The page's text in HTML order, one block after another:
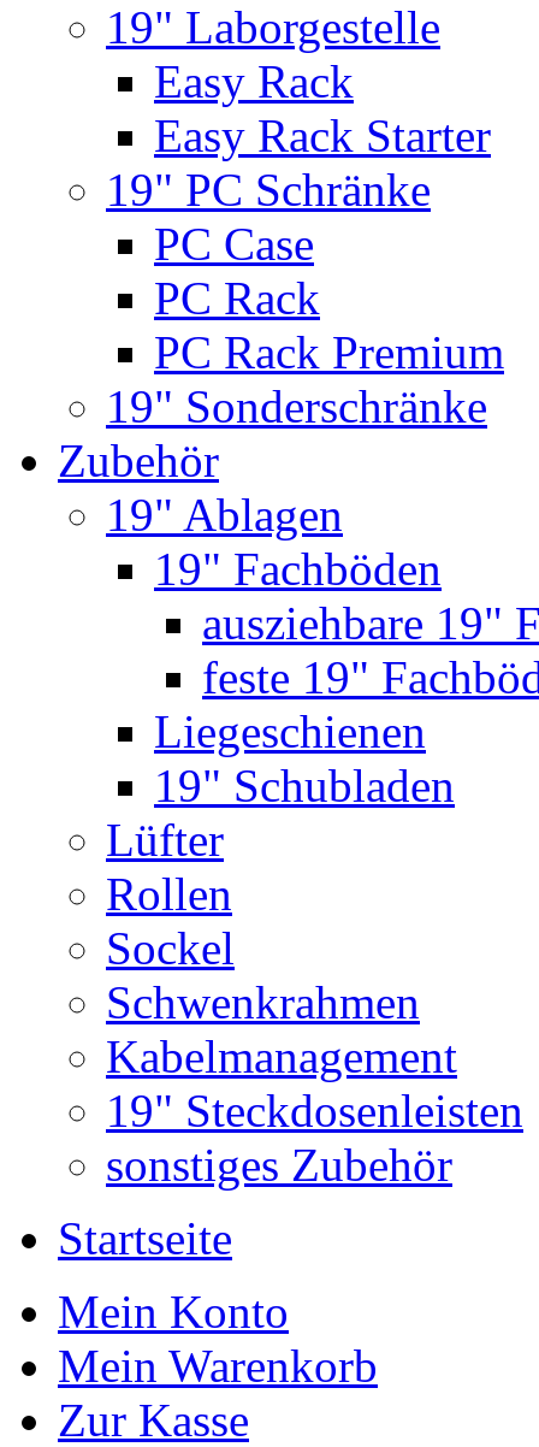
19" Laborgestelle
Easy Rack
Easy Rack Starter
19" PC Schränke
PC Case
PC Rack
PC Rack Premium
19" Sonderschränke
Zubehör
19" Ablagen
19" Fachböden
ausziehbare 19"
feste 19"
Liegeschienen
19" Schubladen
Lüfter
Rollen
Sockel
Schwenkrahmen
Kabelmanagement
19" Steckdosenleisten
sonstiges Zubehör
Startseite
Mein Konto
Mein Warenkorb
Zur Kasse